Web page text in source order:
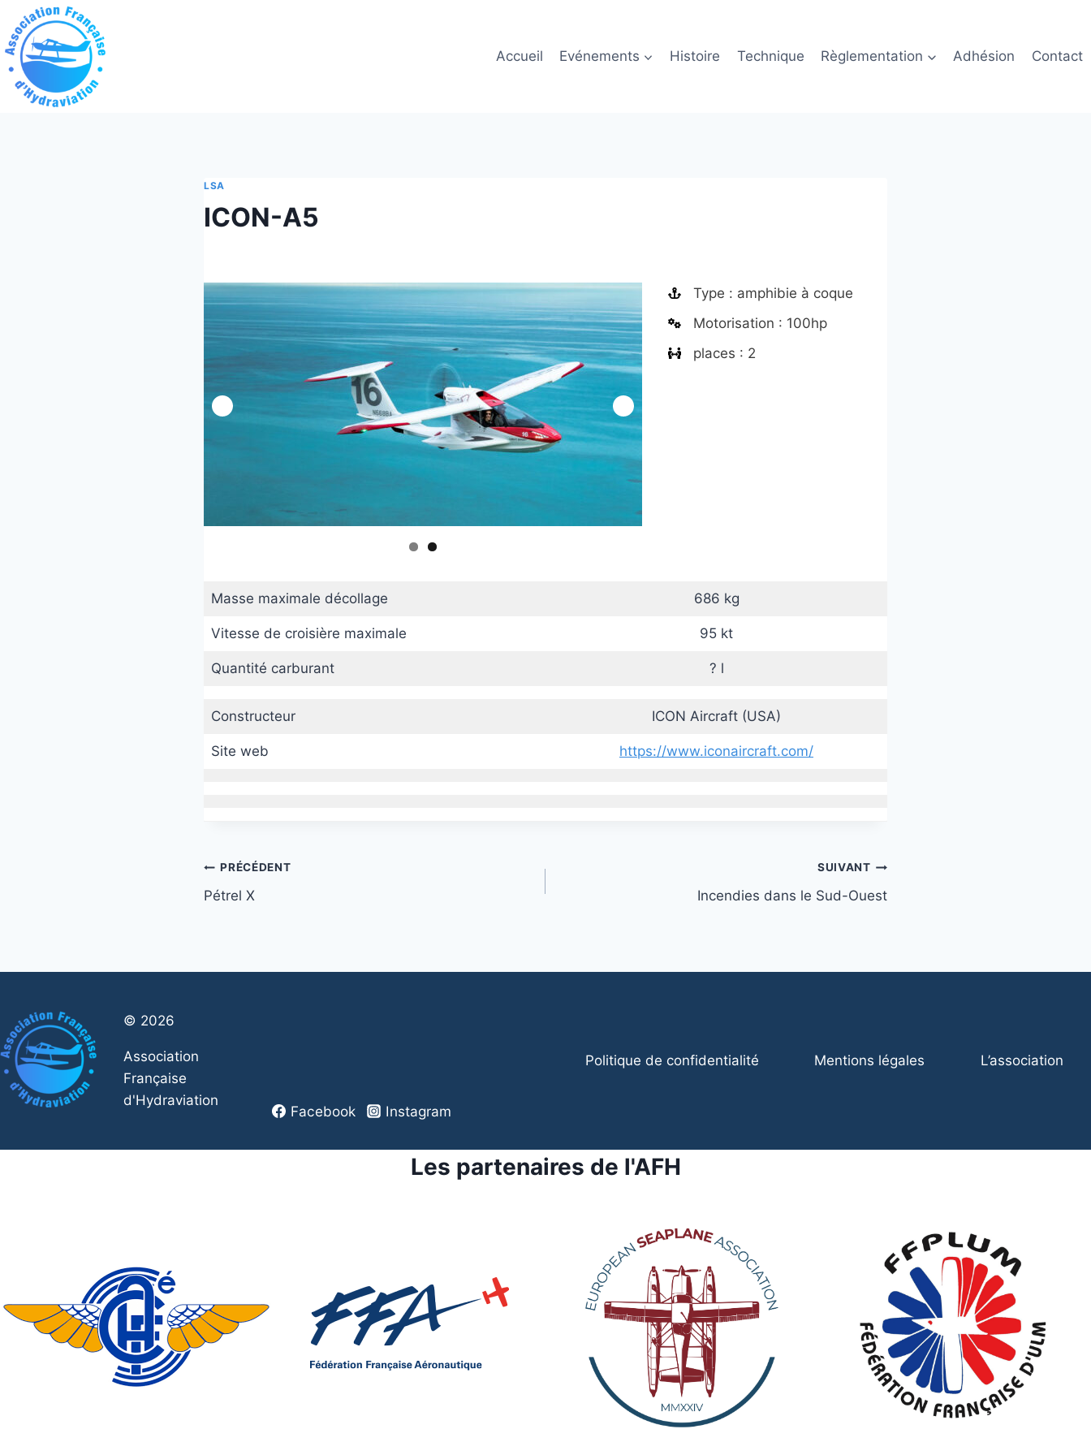
au
contenu
Accueil Evénements Histoire Technique Règlementation Adhésion Contact
LSA
ICON-A5
Type : amphibie à coque
Motorisation : 100hp
places : 2
Masse maximale décollage 686 kg
Vitesse de croisière maximale 95 kt
Quantité carburant ? l
Constructeur ICON Aircraft (USA)
Site web https://www.iconaircraft.com/
Navigation
de
PRÉCÉDENT
Pétrel X
SUIVANT
Incendies dans le Sud-Ouest
© 2026
Association
Française
d'Hydraviation
Facebook Instagram
Politique de confidentialité Mentions légales L’association
Les partenaires de l'AFH